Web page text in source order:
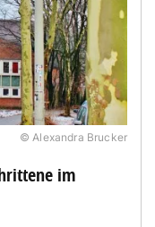
© Alexandra Brucker
im